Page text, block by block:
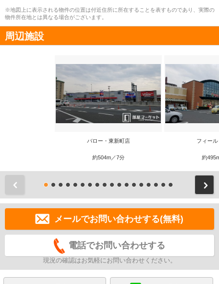
※地図上に表示される物件の位置は付近住所に所在することを表すものであり、実際の
物件所在地とは異なる場合がございます。
周辺施設
バロー・東新町店
約504m／7分
フィー
約
メールでお問い合わせする(無料)
電話でお問い合わせする
現況の確認はお気軽にお問い合わせください。